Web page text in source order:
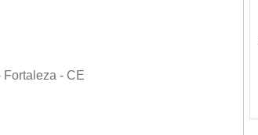
Fortaleza - CE